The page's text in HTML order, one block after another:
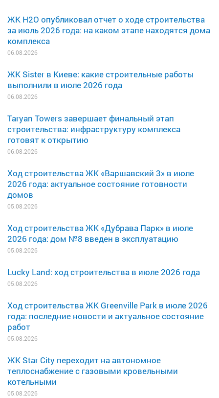
ЖК H2O опубликовал отчет о ходе строительства
за июль 2026 года: на каком этапе находятся дома
комплекса
06.08.2026
ЖК Sister в Киеве: какие строительные работы
выполнили в июле 2026 года
06.08.2026
Taryan Towers завершает финальный этап
строительства: инфраструктуру комплекса
готовят к открытию
06.08.2026
Ход строительства ЖК «Варшавский 3» в июле
2026 года: актуальное состояние готовности
домов
05.08.2026
Ход строительства ЖК «Дубрава Парк» в июле
2026 года: дом №8 введен в эксплуатацию
05.08.2026
Lucky Land: ход строительства в июле 2026 года
05.08.2026
Ход строительства ЖК Greenville Park в июле 2026
года: последние новости и актуальное состояние
работ
05.08.2026
ЖК Star City переходит на автономное
теплоснабжение с газовыми кровельными
котельными
05.08.2026